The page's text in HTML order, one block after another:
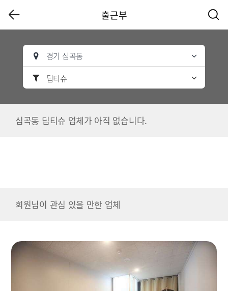
출근부
경기 심곡동
딥티슈
심곡동 딥티슈 업체가 아직 없습니다.
회원님이 관심 있을 만한 업체